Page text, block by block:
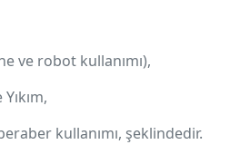
ve robot kullanımı),
kullanımı, şeklindedir.